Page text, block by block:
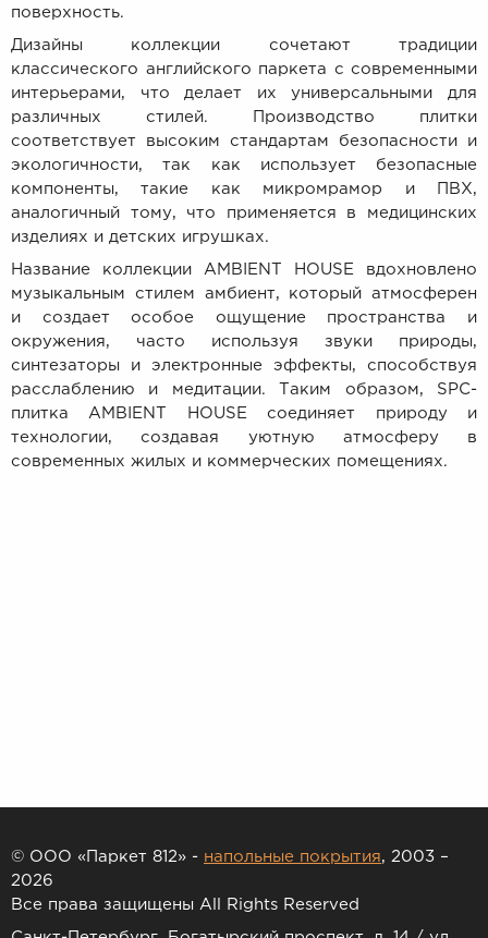
поверхность.
Дизайны коллекции сочетают традиции
классического английского паркета с современными
интерьерами, что делает их универсальными для
различных стилей. Производство плитки
соответствует высоким стандартам безопасности и
экологичности, так как использует безопасные
компоненты, такие как микромрамор и ПВХ,
аналогичный тому, что применяется в медицинских
изделиях и детских игрушках.
Название коллекции AMBIENT HOUSE вдохновлено
музыкальным стилем амбиент, который атмосферен
и создает особое ощущение пространства и
окружения, часто используя звуки природы,
синтезаторы и электронные эффекты, способствуя
расслаблению и медитации. Таким образом, SPC-
плитка AMBIENT HOUSE соединяет природу и
технологии, создавая уютную атмосферу в
современных жилых и коммерческих помещениях.
© ООО «Паркет 812» - напольные покрытия, 2003 –
2026
Все права защищены All Rights Reserved